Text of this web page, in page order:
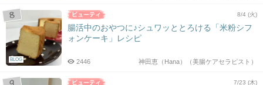
BLOG
8/4 (火)
腸活中のおやつに♪シュワッととろける「米粉シフ
ォンケーキ」レシピ
神田恵（Hana）（美腸ケアセラピスト）
2446
7/23 (木)